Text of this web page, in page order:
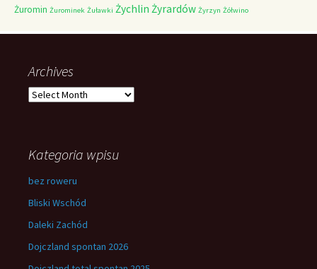
Żuromin Żurominek Żuławki Żychlin Żyrardów Żyrzyn Żółwino
Archives
Archives
Kategoria wpisu
bez roweru
Bliski Wschód
Daleki Zachód
Dojczland spontan 2026